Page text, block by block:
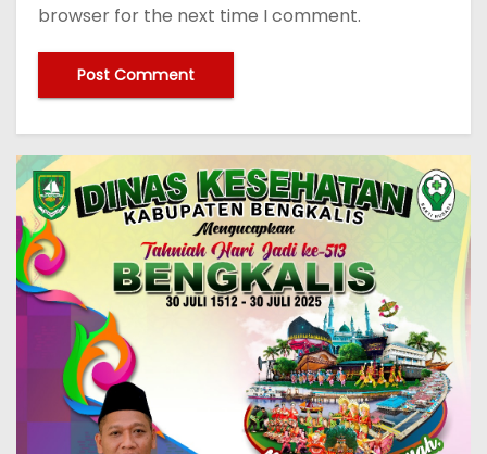
browser for the next time I comment.